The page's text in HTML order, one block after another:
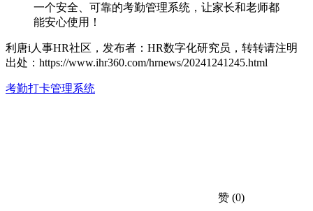
一个安全、可靠的考勤管理系统，让家长和老师都
能安心使用！
利唐i人事HR社区，发布者：HR数字化研究员，转转请注明
出处： https://www.ihr360.com/hrnews/20241241245.html
考勤打卡管理系统
赞 (0)